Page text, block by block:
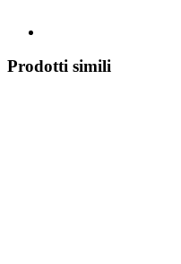
Prodotti simili